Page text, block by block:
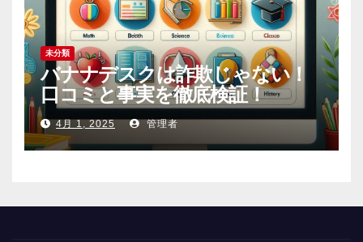
未分類
バナナデスクは詐欺じゃない！
口コミと事実を徹底検証！
4月 1, 2025 管理者